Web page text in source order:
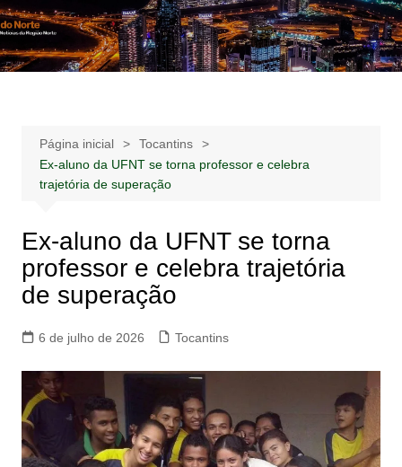
Ir
para
o
Notícias –
Publicidades –
Notícias – Publicidades – Anúncios
Página inicial
Tocantins
Ex-aluno da UFNT se torna professor e celebra
trajetória de superação
Ex-aluno da UFNT se torna
professor e celebra trajetória
de superação
6 de julho de 2026 Tocantins